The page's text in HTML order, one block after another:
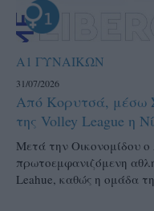
Α1 ΓΥΝΑΙΚΩΝ
31/07/2026
Από Κορυτσά, μέσω
της Volley League η
Μετά την Οικονομίδου
πρωτοεμφανιζόμενη
Leahue, καθώς η ομάδα